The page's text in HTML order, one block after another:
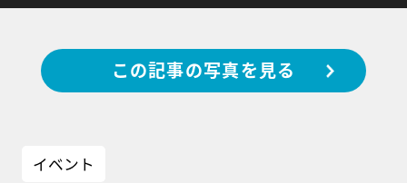
この記事の写真を見る
イベント